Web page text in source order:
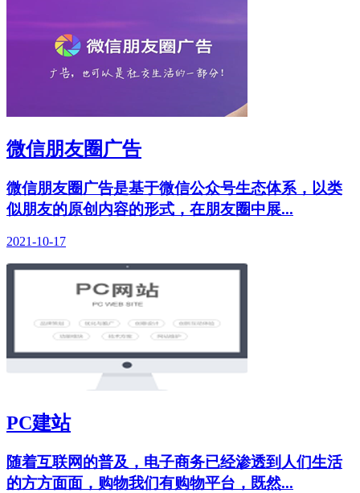
微信朋友圈广告
微信朋友圈广告是基于微信公众号生态体系，以类
似朋友的原创内容的形式，在朋友圈中展...
2021-10-17
PC建站
随着互联网的普及，电子商务已经渗透到人们生活
的方方面面，购物我们有购物平台，既然...